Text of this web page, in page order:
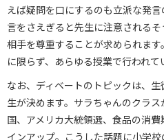
えば疑問を口にするのも立派な発
言をさえぎると先生に注意されるそ
相手を尊重することが求められま
に限らず、あらゆる授業で行われて
なお、ディベートのトピックは、
生が決めます。サラちゃんのクラ
国、アメリカ大統領選、食品の消
インアップ。こうした話題に小学